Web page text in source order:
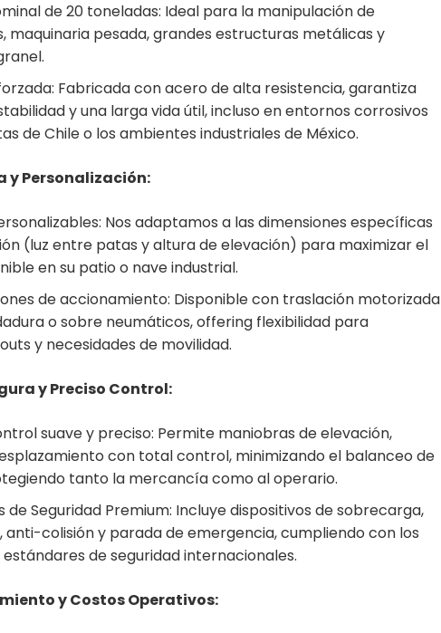
de 20 toneladas: Ideal para la manipulación de
maquinaria pesada, grandes estructuras metálicas y
Fabricada con acero de alta resistencia, garantiza
y una larga vida útil, incluso en entornos corrosivos
de Chile o los ambientes industriales de México.
y Personalización:
Nos adaptamos a las dimensiones específicas
(luz entre patas y altura de elevación) para maximizar el
en su patio o nave industrial.
de accionamiento: Disponible con traslación motorizada
o sobre neumáticos, offering flexibilidad para
y necesidades de movilidad.
y Preciso Control:
suave y preciso: Permite maniobras de elevación,
con total control, minimizando el balanceo de
tanto la mercancía como al operario.
Seguridad Premium: Incluye dispositivos de sobrecarga,
anti-colisión y parada de emergencia, cumpliendo con los
de seguridad internacionales.
y Costos Operativos: